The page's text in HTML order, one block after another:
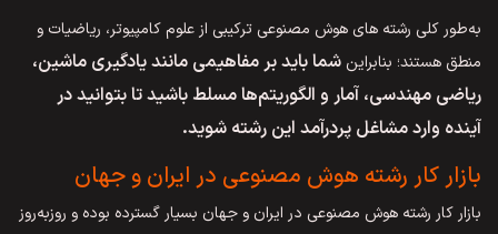
به‌طور کلی رشته های هوش مصنوعی ترکیبی از علوم کامپیوتر، ریاضیات و
منطق هستند؛ بنابراین شما باید بر مفاهیمی مانند یادگیری ماشین،
ریاضی مهندسی، آمار و الگوریتم‌ها مسلط باشید تا بتوانید در
آینده وارد مشاغل پردرآمد این رشته شوید.
بازار کار رشته هوش مصنوعی در ایران و جهان
بازار کار رشته هوش مصنوعی در ایران و جهان بسیار گسترده بوده و روزبه‌روز